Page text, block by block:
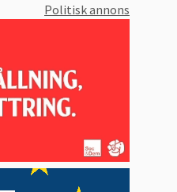
Politisk annons